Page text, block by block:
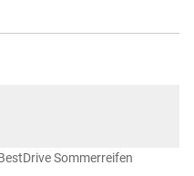
Sommerreifen